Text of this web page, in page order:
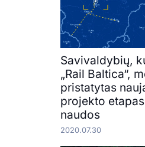
Savivaldybių,
„Rail Baltica“,
pristatytas
projekto
naudos
2020.07.30